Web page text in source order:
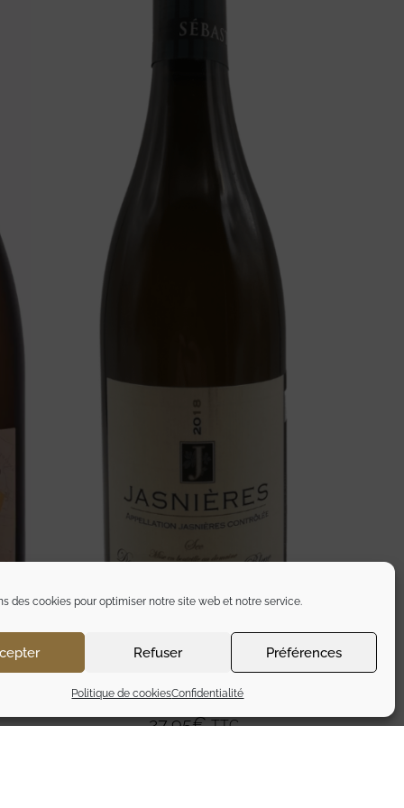
des cookies pour optimiser notre site web et notre service.
Refuser Préférences
Politique de cookiesConfidentialité
JASNIERES – DOMAINE DE LA
ROCHE BLEUE
27,95€ TTC